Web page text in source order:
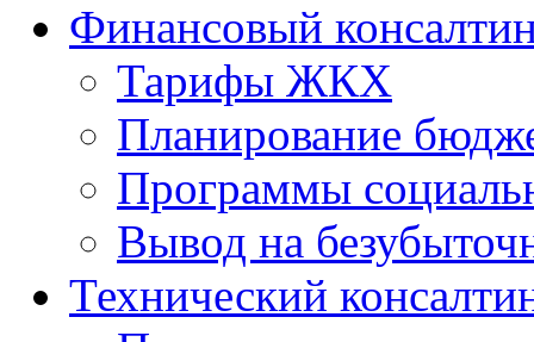
Финансовый
Тарифы ЖКХ
Планирование
Программы
Вывод на
Технический